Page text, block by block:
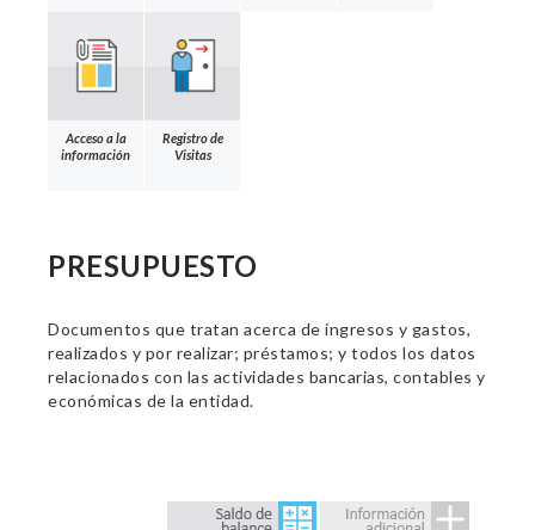
Acceso a la
información
Registro de
Visitas
PRESUPUESTO
Documentos que tratan acerca de ingresos y gastos,
realizados y por realizar; préstamos; y todos los datos
relacionados con las actividades bancarias, contables y
económicas de la entidad.